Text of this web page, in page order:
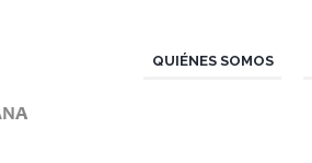
QUIÉNES SOMOS